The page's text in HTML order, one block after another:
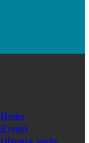
Home
Eventi